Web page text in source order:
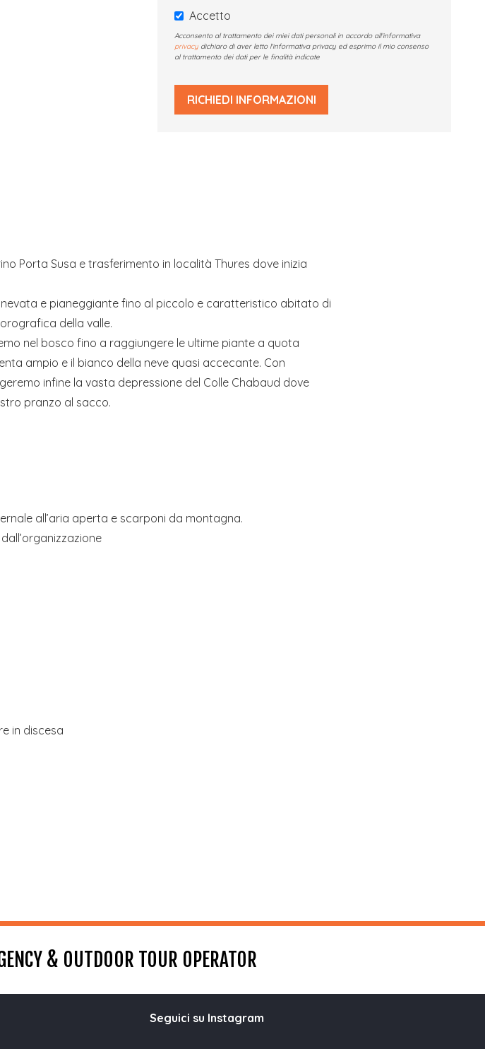
Accetto
Acconsento al trattamento dei miei dati personali in accordo all'informativa
privacydichiaro di aver letto l'informativa privacy ed esprimo il mio consenso
al trattamento dei dati per le finalità indicate
RICHIEDI INFORMAZIONI
Porta Susa e trasferimento in località Thures dove inizia
e pianeggiante fino al piccolo e caratteristico abitato di
della valle.
nel bosco fino a raggiungere le ultime piante a quota
ampio e il bianco della neve quasi accecante. Con
infine la vasta depressione del Colle Chabaud dove
pranzo al sacco.
all’aria aperta e scarponi da montagna.
in discesa
& OUTDOOR TOUR OPERATOR
Seguici su Instagram